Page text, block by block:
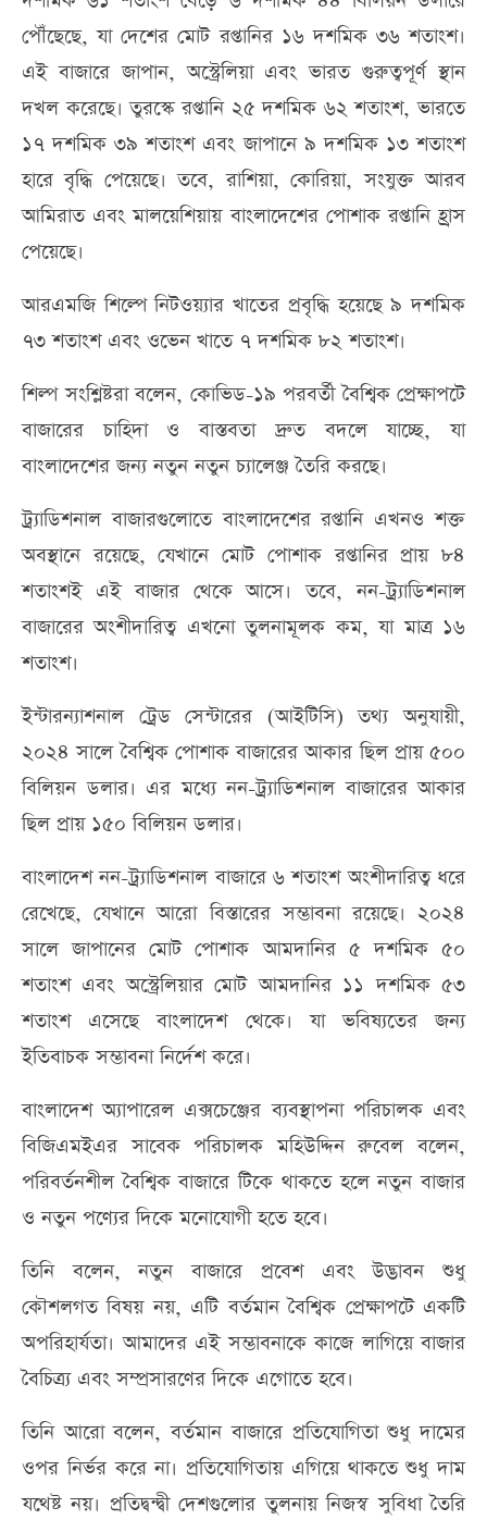
পৌঁছেছে, যা দেশের মোট রপ্তানির ১৬ দশমিক ৩৬ শতাংশ।
এই বাজারে জাপান, অস্ট্রেলিয়া এবং ভারত গুরুত্বপূর্ণ স্থান
দখল করেছে। তুরস্কে রপ্তানি ২৫ দশমিক ৬২ শতাংশ, ভারতে
১৭ দশমিক ৩৯ শতাংশ এবং জাপানে ৯ দশমিক ১৩ শতাংশ
হারে বৃদ্ধি পেয়েছে। তবে, রাশিয়া, কোরিয়া, সংযুক্ত আরব
আমিরাত এবং মালয়েশিয়ায় বাংলাদেশের পোশাক রপ্তানি হ্রাস
পেয়েছে।
আরএমজি শিল্পে নিটওয়্যার খাতের প্রবৃদ্ধি হয়েছে ৯ দশমিক
৭৩ শতাংশ এবং ওভেন খাতে ৭ দশমিক ৮২ শতাংশ।
শিল্প সংশ্লিষ্টরা বলেন, কোভিড-১৯ পরবর্তী বৈশ্বিক প্রেক্ষাপটে
বাজারের চাহিদা ও বাস্তবতা দ্রুত বদলে যাচ্ছে, যা
বাংলাদেশের জন্য নতুন নতুন চ্যালেঞ্জ তৈরি করছে।
ট্র্যাডিশনাল বাজারগুলোতে বাংলাদেশের রপ্তানি এখনও শক্ত
অবস্থানে রয়েছে, যেখানে মোট পোশাক রপ্তানির প্রায় ৮৪
শতাংশই এই বাজার থেকে আসে। তবে, নন-ট্র্যাডিশনাল
বাজারের অংশীদারিত্ব এখনো তুলনামূলক কম, যা মাত্র ১৬
শতাংশ।
ইন্টারন্যাশনাল ট্রেড সেন্টারের (আইটিসি) তথ্য অনুযায়ী,
২০২৪ সালে বৈশ্বিক পোশাক বাজারের আকার ছিল প্রায় ৫০০
বিলিয়ন ডলার। এর মধ্যে নন-ট্র্যাডিশনাল বাজারের আকার
ছিল প্রায় ১৫০ বিলিয়ন ডলার।
বাংলাদেশ নন-ট্র্যাডিশনাল বাজারে ৬ শতাংশ অংশীদারিত্ব ধরে
রেখেছে, যেখানে আরো বিস্তারের সম্ভাবনা রয়েছে। ২০২৪
সালে জাপানের মোট পোশাক আমদানির ৫ দশমিক ৫০
শতাংশ এবং অস্ট্রেলিয়ার মোট আমদানির ১১ দশমিক ৫৩
শতাংশ এসেছে বাংলাদেশ থেকে। যা ভবিষ্যতের জন্য
ইতিবাচক সম্ভাবনা নির্দেশ করে।
বাংলাদেশ অ্যাপারেল এক্সচেঞ্জের ব্যবস্থাপনা পরিচালক এবং
বিজিএমইএর সাবেক পরিচালক মহিউদ্দিন রুবেল বলেন,
পরিবর্তনশীল বৈশ্বিক বাজারে টিকে থাকতে হলে নতুন বাজার
ও নতুন পণ্যের দিকে মনোযোগী হতে হবে।
তিনি বলেন, নতুন বাজারে প্রবেশ এবং উদ্ভাবন শুধু
কৌশলগত বিষয় নয়, এটি বর্তমান বৈশ্বিক প্রেক্ষাপটে একটি
অপরিহার্যতা। আমাদের এই সম্ভাবনাকে কাজে লাগিয়ে বাজার
বৈচিত্র্য এবং সম্প্রসারণের দিকে এগোতে হবে।
তিনি আরো বলেন, বর্তমান বাজারে প্রতিযোগিতা শুধু দামের
ওপর নির্ভর করে না। প্রতিযোগিতায় এগিয়ে থাকতে শুধু দাম
যথেষ্ট নয়। প্রতিদ্বন্দ্বী দেশগুলোর তুলনায় নিজস্ব সুবিধা তৈরি